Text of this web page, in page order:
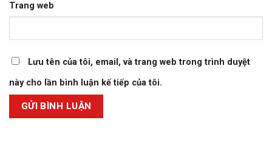
Trang web
Lưu tên của tôi, email, và trang web trong trình duyệt
này cho lần bình luận kế tiếp của tôi.